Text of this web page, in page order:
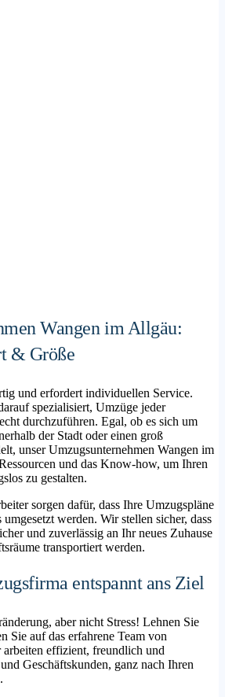
Wangen im Allgäu:
& Größe
und erfordert individuellen Service.
spezialisiert, Umzüge jeder
durchzuführen. Egal, ob es sich um
der Stadt oder einen groß
unser Umzugsunternehmen Wangen im
und das Know-how, um Ihren
zu gestalten.
sorgen dafür, dass Ihre Umzugspläne
werden. Wir stellen sicher, dass
und zuverlässig an Ihr neues Zuhause
transportiert werden.
entspannt ans Ziel
aber nicht Stress! Lehnen Sie
Sie auf das erfahrene Team von
effizient, freundlich und
Geschäftskunden, ganz nach Ihren